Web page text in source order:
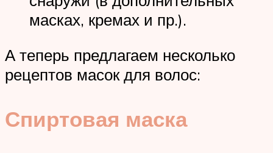
масках, кремах и пр.).
А теперь предлагаем несколько
рецептов масок для волос:
Спиртовая маска